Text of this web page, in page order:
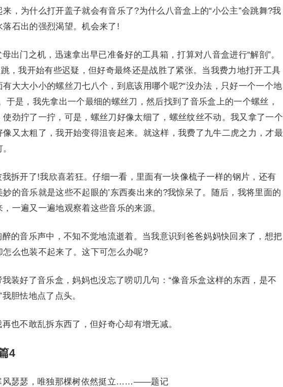
，为什么打开盖子就会有音乐了?为什么八音盒上的“小公主”会跳舞?我
石出的强烈渴望。机会来了!
门之机，迅速拿出早已准备好的工具箱，打算对八音盒进行“解剖”。
跳，我开始有些迟疑，但好奇最终还是战胜了紧张。当我费力地打开工具
大大小小的螺丝刀七八个，到底该用哪个呢?“没办法，只好一个一个地
于是，我先拿出一个最细的螺丝刀，然后找到了音乐盒上的一个螺丝，
劲拧了一拧，可是，螺丝刀好像太细了，螺丝纹丝不动。我又拿了一个
又太粗了，我开始变得沮丧起来。就这样，我费了九牛二虎之力，才最
开了!我欣喜若狂。仔细一看，里面有一块像梳子一样的钢片，还有
的音乐就是这些不起眼的’东西奏出来的?我惊呆了。随后，我将里面的
一遍又一遍地观察着这些音乐的来源。
音乐声中，不知不觉地流逝着。当我意识到爸爸妈妈快回来了，想把
么也装不起来了。这下可怎么办呢?
好了音乐盒，妈妈也没忘了唠叨几句：“像音乐盒这样的东西，是不
胆怯地点了点头。
不敢乱拆东西了，但好奇心却有增无减。
4
瑟瑟，唯独那棵树依然挺立……——题记